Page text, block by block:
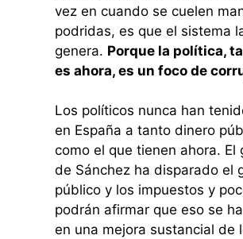
vez en cuando se cuelen
podridas, es que el sistema
genera. Porque la política,
es ahora, es un foco de
Los políticos nunca han
en España a tanto dinero
como el que tienen ahora. El
de Sánchez ha disparado el
público y los impuestos y
podrán afirmar que eso se
en una mejora sustancial de